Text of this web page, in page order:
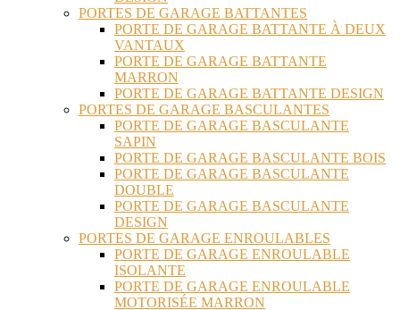
PORTES DE GARAGE BATTANTES
PORTE DE GARAGE BATTANTE À DEUX
VANTAUX
PORTE DE GARAGE BATTANTE
MARRON
PORTE DE GARAGE BATTANTE DESIGN
PORTES DE GARAGE BASCULANTES
PORTE DE GARAGE BASCULANTE
SAPIN
PORTE DE GARAGE BASCULANTE BOIS
PORTE DE GARAGE BASCULANTE
DOUBLE
PORTE DE GARAGE BASCULANTE
DESIGN
PORTES DE GARAGE ENROULABLES
PORTE DE GARAGE ENROULABLE
ISOLANTE
PORTE DE GARAGE ENROULABLE
MOTORISÉE MARRON